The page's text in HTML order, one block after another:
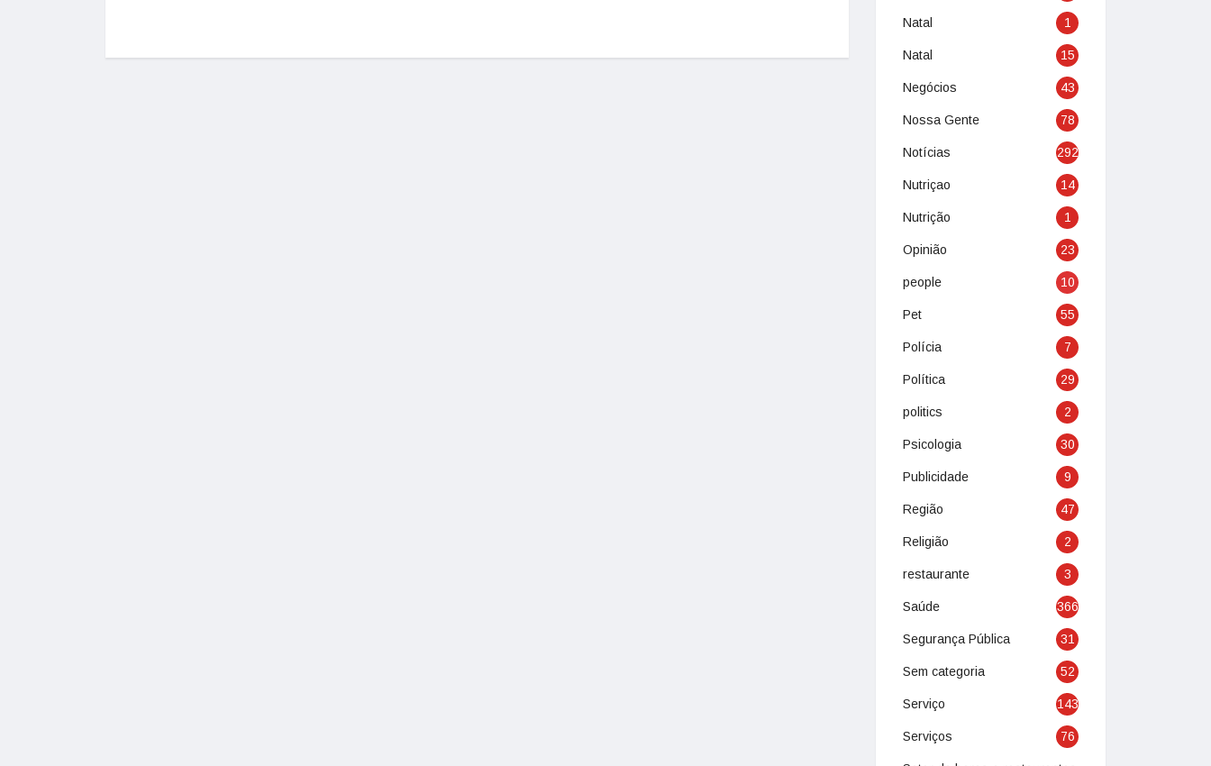
Natal 1
Natal 15
Negócios 43
Nossa Gente 78
Notícias 292
Nutriçao 14
Nutrição 1
Opinião 23
people 10
Pet 55
Polícia 7
Política 29
politics 2
Psicologia 30
Publicidade 9
Região 47
Religião 2
restaurante 3
Saúde 366
Segurança Pública 31
Sem categoria 52
Serviço 143
Serviços 76